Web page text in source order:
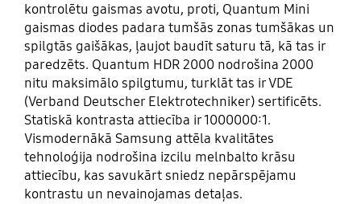
kontrolētu gaismas avotu, proti, Quantum Mini
gaismas diodes padara tumšās zonas tumšākas un
spilgtās gaišākas, ļaujot baudīt saturu tā, kā tas ir
paredzēts. Quantum HDR 2000 nodrošina 2000
nitu maksimālo spilgtumu, turklāt tas ir VDE
(Verband Deutscher Elektrotechniker) sertificēts.
Statiskā kontrasta attiecība ir 1000000:1.
Vismodernākā Samsung attēla kvalitātes
tehnoloģija nodrošina izcilu melnbalto krāsu
attiecību, kas savukārt sniedz nepārspējamu
kontrastu un nevainojamas detaļas.